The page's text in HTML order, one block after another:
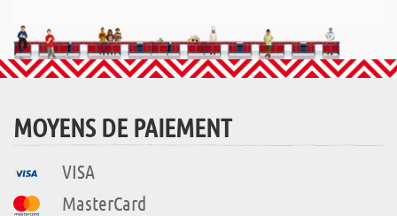
MOYENS DE PAIEMENT
VISA
MasterCard